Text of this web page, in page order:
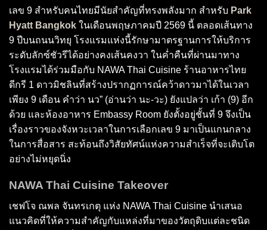
เลข 9 สำหรับคนไทยมีนัยสำคัญที่ทรงพลังมาก สำหรับ Park
Hyatt Bangkok ในเดือนพฤษภาคมปี 2569 นี้ ตลอดเส้นทาง
9 ปีบนถนนวิทยุ โรงแรมแห่งนี้รักษามาตรฐานการให้บริการ
ระดับลักซ์ชัวรีได้อย่างคงเส้นคงวา ในค่ำคืนที่ผ่านมาทาง
โรงแรมได้ร่วมมือกับ NAWA Thai Cuisine ร้านอาหารไทย
ดีกรี 1 ดาวมิชลินที่สร้างปรากฏการณ์คว้าดาวมาได้ในเวลา
เพียง 9 เดือน คำว่า นว” (อ่านว่า นะ-วะ) ยังแปลว่า เก้า (9) อีก
ด้วย และห้องอาหาร Embassy Room ยังตั้งอยู่ชั้นที่ 9 จึงเป็น
เรื่องราวของจังหวะเวลาในการเลือกเลข 9 มาเป็นแกนกลาง
ในการสื่อสาร สะท้อนถึงวิสัยทัศน์แห่งความสำเร็จที่จะเติบโต
อย่างไม่หยุดนิ่ง
NAWA Thai Cuisine Takeover
เชฟโจ ณพล จันทรเกตุ แห่ง NAWA Thai Cuisine นำเสนอ
แนวคิดที่ให้ความสำคัญกับแหล่งที่มาของวัตถุดิบแต่ละชนิด